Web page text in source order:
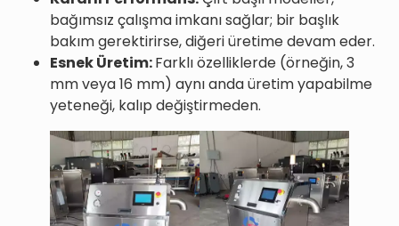
bağımsız çalışma imkanı sağlar; bir başlık
bakım gerektirirse, diğeri üretime devam eder.
Esnek Üretim:Farklı özelliklerde (örneğin, 3
mm veya 16 mm) aynı anda üretim yapabilme
yeteneği, kalıp değiştirmeden.